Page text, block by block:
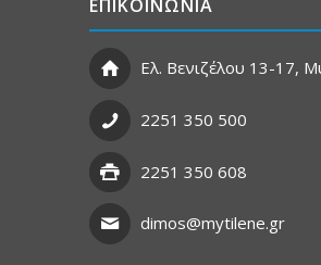
ΕΠΙΚΟΙΝΩΝΙΑ
Ελ. Βενιζέλου 13-17,
2251 350 500
2251 350 608
dimos@mytilene.gr